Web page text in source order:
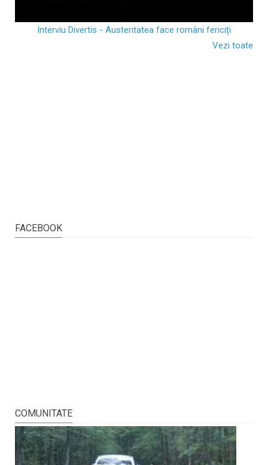
Interviu Divertis - Austeritatea face români fericiți
Vezi toate
FACEBOOK
COMUNITATE